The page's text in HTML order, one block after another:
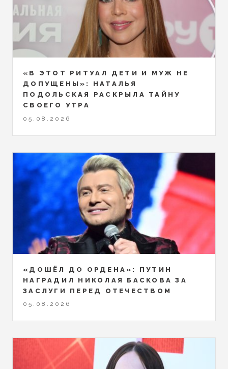
«В ЭТОТ РИТУАЛ ДЕТИ И МУЖ НЕ
ДОПУЩЕНЫ»: НАТАЛЬЯ
ПОДОЛЬСКАЯ РАСКРЫЛА ТАЙНУ
СВОЕГО УТРА
05.08.2026
«ДОШЁЛ ДО ОРДЕНА»: ПУТИН
НАГРАДИЛ НИКОЛАЯ БАСКОВА ЗА
ЗАСЛУГИ ПЕРЕД ОТЕЧЕСТВОМ
05.08.2026